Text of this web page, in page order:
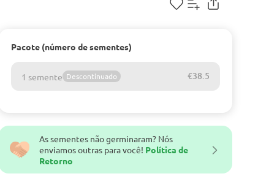
Pacote (número de sementes)
1 semente Descontinuado €38.5
As sementes não germinaram? Nós
enviamos outras para você! Política de
Retorno